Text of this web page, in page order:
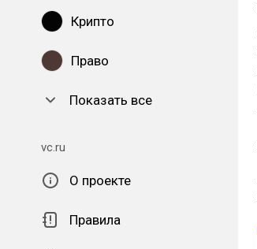
Крипто
Право
Показать все
vc.ru
О проекте
Правила